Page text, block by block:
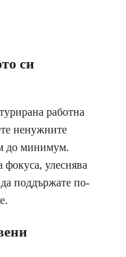
си
работна
ненужните
до минимум.
улеснява
поддържате по-